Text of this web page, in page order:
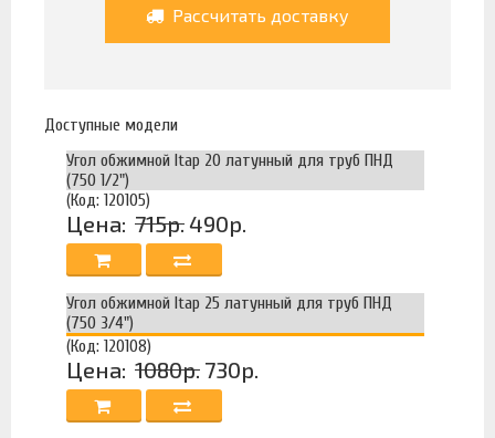
Рассчитать доставку
Доступные модели
Угол обжимной Itap 20 латунный для труб ПНД
(750 1/2")
(Код: 120105)
Цена: 715р. 490р.
Угол обжимной Itap 25 латунный для труб ПНД
(750 3/4")
(Код: 120108)
Цена: 1080р. 730р.